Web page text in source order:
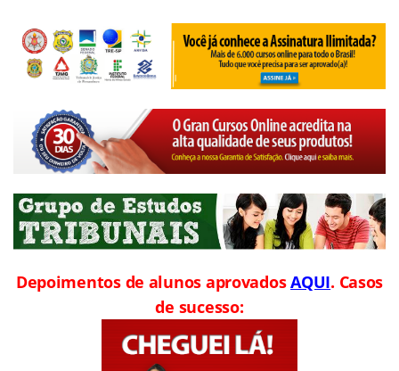
Depoimentos de alunos aprovadosAQUI. Casos
de sucesso: